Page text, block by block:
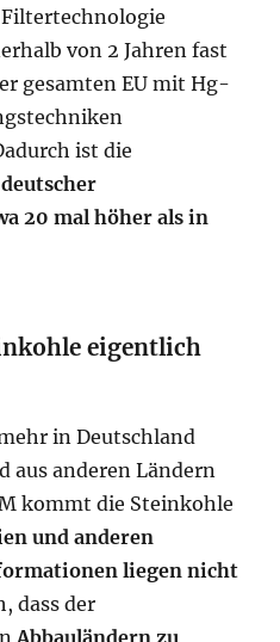
von 2 Jahren fast
gesamten EU mit Hg-
ist die
20 mal höher als in
eigentlich
in Deutschland
aus anderen Ländern
kommt die Steinkohle
und anderen
liegen nicht
dass der
Abbauländern zu